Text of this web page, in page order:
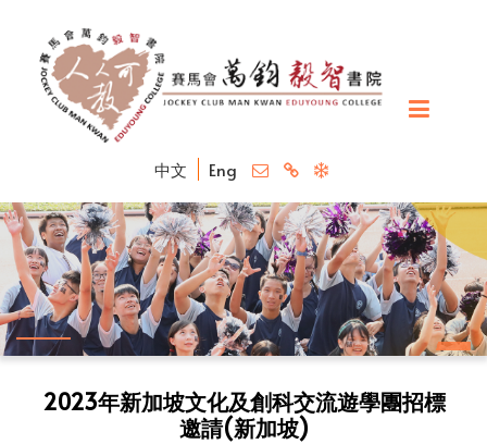
中文 Eng
2023年新加坡文化及創科交流遊學團招標
邀請(新加坡)